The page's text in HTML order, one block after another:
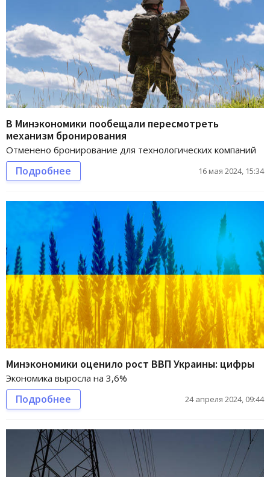
В Минэкономики пообещали пересмотреть
механизм бронирования
Отменено бронирование для технологических компаний
Подробнее 16 мая 2024, 15:34
Минэкономики оценило рост ВВП Украины: цифры
Экономика выросла на 3,6%
Подробнее 24 апреля 2024, 09:44